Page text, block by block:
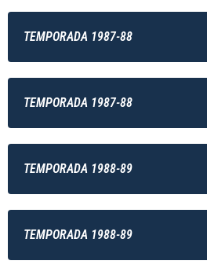
TEMPORADA 1987-88
TEMPORADA 1987-88
TEMPORADA 1988-89
TEMPORADA 1988-89